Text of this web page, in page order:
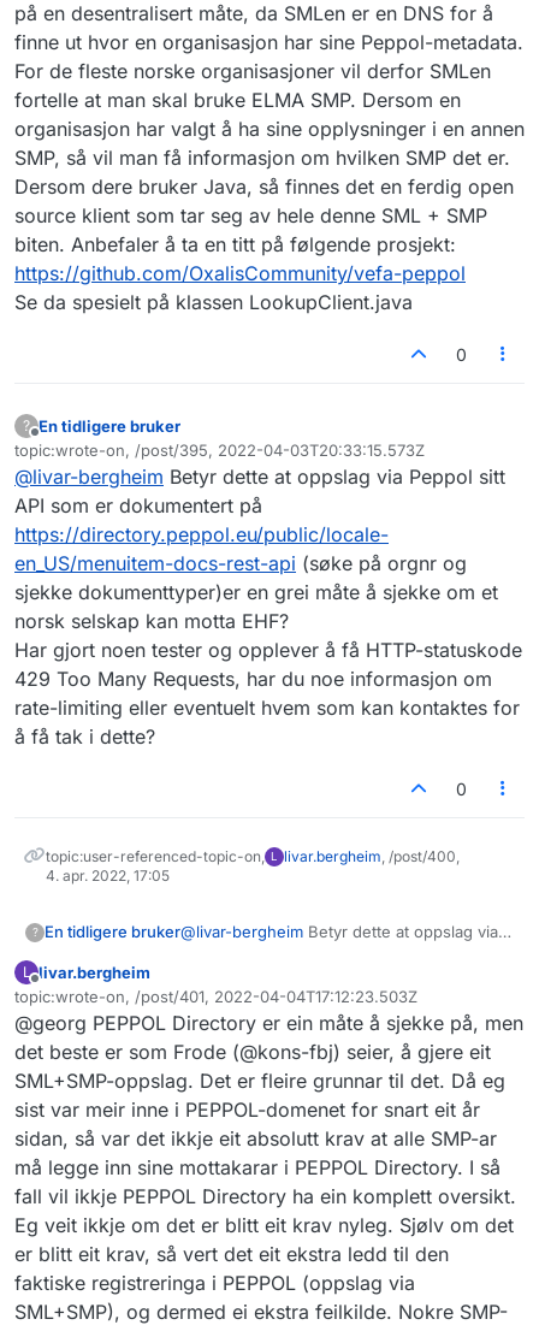
på en desentralisert måte, da SMLen er en DNS for å
finne ut hvor en organisasjon har sine Peppol-metadata.
For de fleste norske organisasjoner vil derfor SMLen
fortelle at man skal bruke ELMA SMP. Dersom en
organisasjon har valgt å ha sine opplysninger i en annen
SMP, så vil man få informasjon om hvilken SMP det er.
Dersom dere bruker Java, så finnes det en ferdig open
source klient som tar seg av hele denne SML + SMP
biten. Anbefaler å ta en titt på følgende prosjekt:
https://github.com/OxalisCommunity/vefa-peppol
Se da spesielt på klassen LookupClient.java
0
?
Frakoblet
En tidligere bruker
topic:wrote-on, /post/395, 2022-04-03T20:33:15.573Z
Sist endret av
@livar-bergheim Betyr dette at oppslag via Peppol sitt
API som er dokumentert på
https://directory.peppol.eu/public/locale-
en_US/menuitem-docs-rest-api (søke på orgnr og
sjekke dokumenttyper)er en grei måte å sjekke om et
norsk selskap kan motta EHF?
Har gjort noen tester og opplever å få HTTP-statuskode
429 Too Many Requests, har du noe informasjon om
rate-limiting eller eventuelt hvem som kan kontaktes for
å få tak i dette?
0
topic:user-referenced-topic-on, L livar.bergheim, /post/400,
4. apr. 2022, 17:05
? En tidligere bruker@livar-bergheim Betyr dette at oppslag via
en_US/menuitem-docs-rest-api(søke på
orgnr og sjekke dokumenttyper)er en grei
måte å sjekke om et norsk selskap kan
motta EHF?
Har gjort noen tester og opplever å få
HTTP-statuskode 429 Too Many Requests,
har du noe informasjon om rate-limiting eller
eventuelt hvem som kan kontaktes for å få
L
Frakoblet
livar.bergheim
topic:wrote-on, /post/401, 2022-04-04T17:12:23.503Z
Sist endret av
@georg PEPPOL Directory er ein måte å sjekke på, men
det beste er som Frode (@kons-fbj) seier, å gjere eit
SML+SMP-oppslag. Det er fleire grunnar til det. Då eg
sist var meir inne i PEPPOL-domenet for snart eit år
sidan, så var det ikkje eit absolutt krav at alle SMP-ar
må legge inn sine mottakarar i PEPPOL Directory. I så
fall vil ikkje PEPPOL Directory ha ein komplett oversikt.
Eg veit ikkje om det er blitt eit krav nyleg. Sjølv om det
er blitt eit krav, så vert det eit ekstra ledd til den
faktiske registreringa i PEPPOL (oppslag via
SML+SMP), og dermed ei ekstra feilkilde. Nokre SMP-